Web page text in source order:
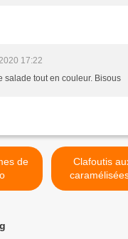
17:22
salade tout en couleur. Bisous
Clafoutis